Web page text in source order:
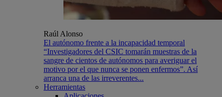
Raúl Alonso
El autónomo frente a la incapacidad temporal
“Investigadores del CSIC tomarán muestras de la
sangre de cientos de autónomos para averiguar el
motivo por el que nunca se ponen enfermos”. Así
arranca una de las irreverentes...
Herramientas